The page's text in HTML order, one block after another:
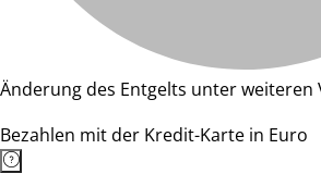
Änderung des Entgelts unter weiteren
Bezahlen mit der Kredit-Karte in Euro